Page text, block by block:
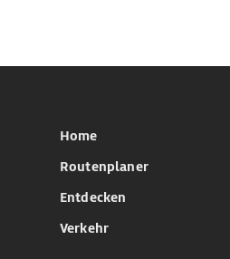
Home
Routenplaner
Entdecken
Verkehr